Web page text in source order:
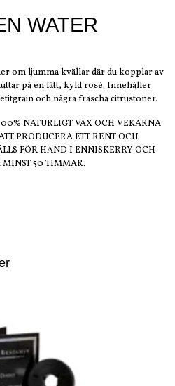
WATER
om ljumma kvällar där du kopplar av
på en lätt, kyld rosé. Innehåller
och några fräscha citrustoner.
NATURLIGT VAX OCH VEKARNA
PRODUCERA ETT RENT OCH
FÖR HAND I ENNISKERRY OCH
MINST 50 TIMMAR.